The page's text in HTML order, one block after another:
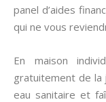
panel d’aides
qui ne vous
En maison
gratuitement de la
eau sanitaire et